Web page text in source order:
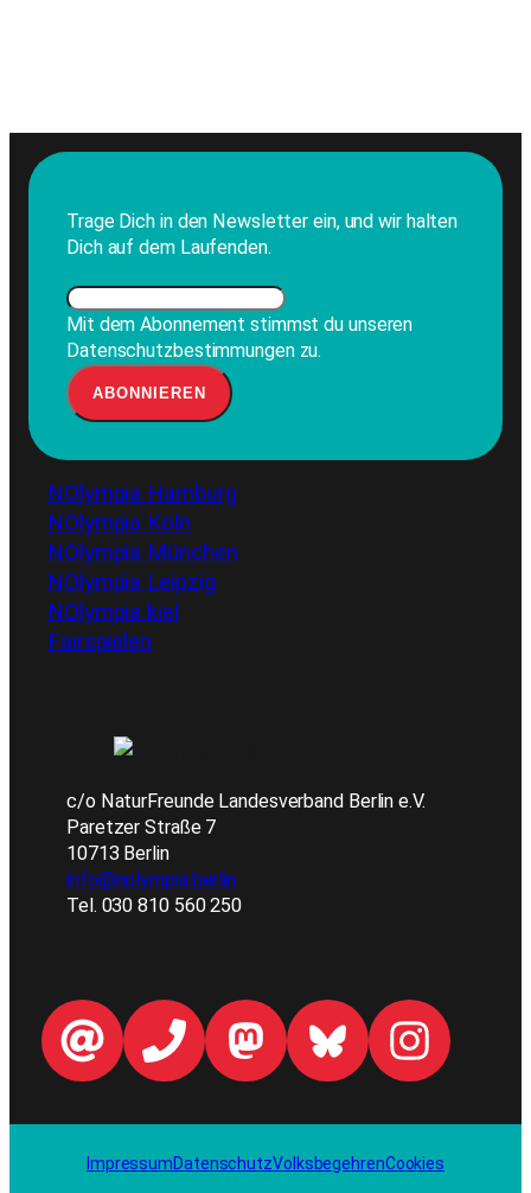
Trage Dich in den Newsletter ein, und wir halten
Dich auf dem Laufenden.
Mit dem Abonnement stimmst du unseren
Datenschutzbestimmungen zu.
NOlympia Hamburg
NOlympia Köln
NOlympia München
NOlympia Leipzig
NOlympia kiel
Fairspielen
c/o NaturFreunde Landesverband Berlin e.V.
Paretzer Straße 7
10713 Berlin
info@nolympia.berlin
Tel. 030 810 560 250
ImpressumDatenschutzVolksbegehrenCookies